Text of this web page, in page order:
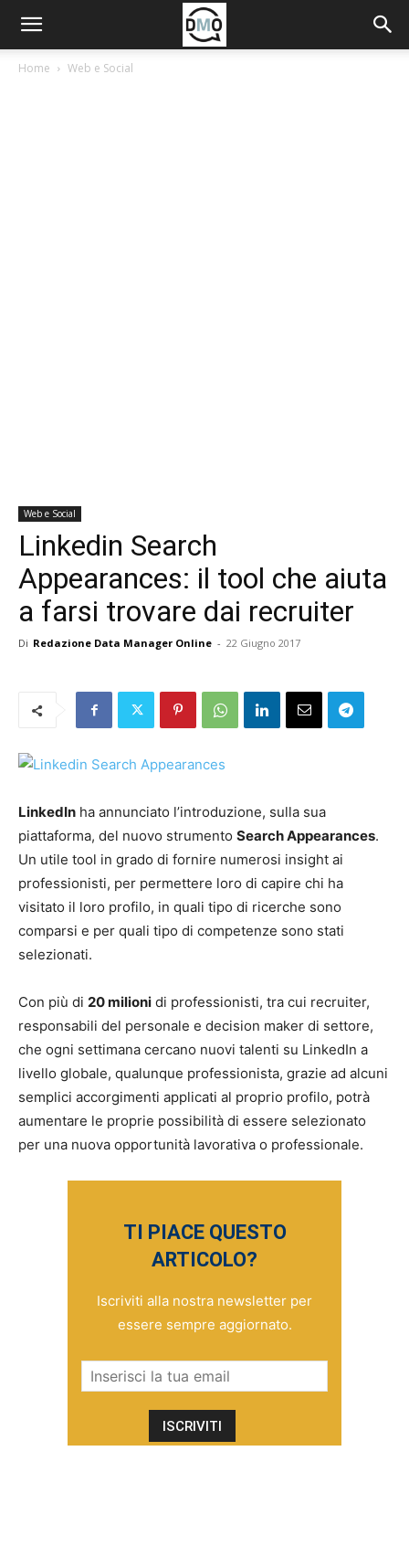
Home Web e Social
Web e Social
Linkedin Search
Appearances: il tool che aiuta
a farsi trovare dai recruiter
Di Redazione Data Manager Online - 22 Giugno 2017
LinkedIn ha annunciato l’introduzione, sulla sua
piattaforma, del nuovo strumento Search Appearances.
Un utile tool in grado di fornire numerosi insight ai
professionisti, per permettere loro di capire chi ha
visitato il loro profilo, in quali tipo di ricerche sono
comparsi e per quali tipo di competenze sono stati
selezionati.
Con più di 20 milioni di professionisti, tra cui recruiter,
responsabili del personale e decision maker di settore,
che ogni settimana cercano nuovi talenti su LinkedIn a
livello globale, qualunque professionista, grazie ad alcuni
semplici accorgimenti applicati al proprio profilo, potrà
aumentare le proprie possibilità di essere selezionato
per una nuova opportunità lavorativa o professionale.
TI PIACE QUESTO
ARTICOLO?
Iscriviti alla nostra newsletter per
essere sempre aggiornato.